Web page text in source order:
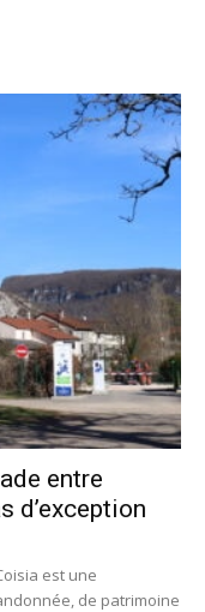
entre
d’exception
est une
de patrimoine